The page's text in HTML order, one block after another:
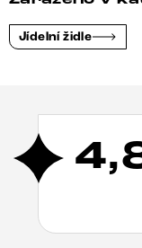
Jídelní židle